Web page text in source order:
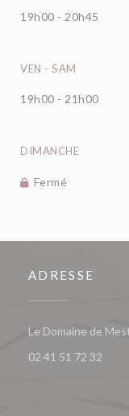
19h00 - 20h45
VEN - SAM
19h00 - 21h00
DIMANCHE
Fermé
ADRESSE
Le Domaine de
02 41 51 72 32